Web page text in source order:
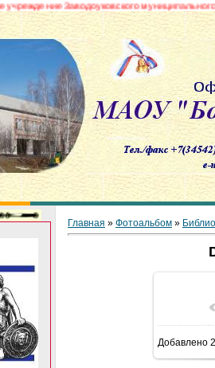
Заводоуковского муниципального
Главная » Фотоальбом »
В
Добавлено